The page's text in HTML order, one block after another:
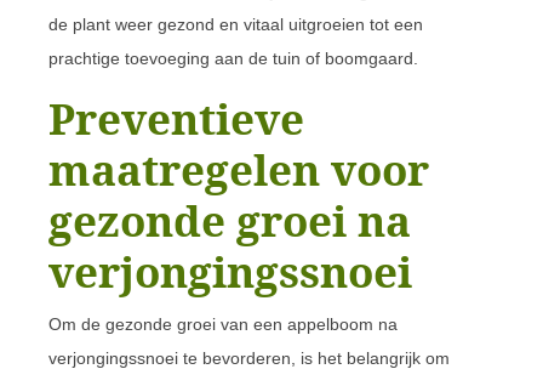
de plant weer gezond en vitaal uitgroeien tot een
prachtige toevoeging aan de tuin of boomgaard.
Preventieve
maatregelen voor
gezonde groei na
verjongingssnoei
Om de gezonde groei van een appelboom na
verjongingssnoei te bevorderen, is het belangrijk om